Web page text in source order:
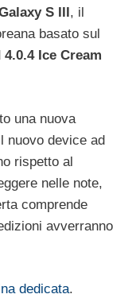
S III, il
basato sul
Ice Cream
una nuova
nuovo device ad
rispetto al
nelle note,
comprende
avverranno
dedicata.